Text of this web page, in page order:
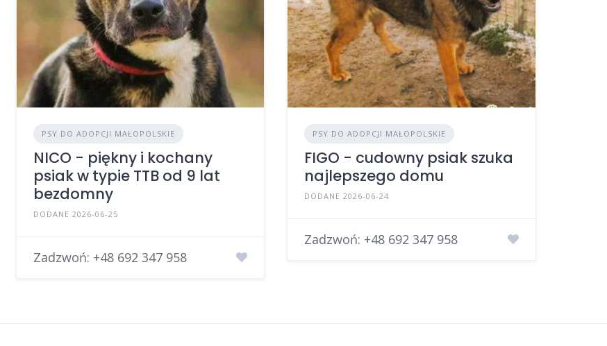
PSY DO ADOPCJI MAŁOPOLSKIE
NICO - piękny i kochany
psiak w typie TTB od 9 lat
bezdomny
DODANE 2026-06-25
Zadzwoń: +48 692 347 958
PSY DO ADOPCJI MAŁOPOLSKIE
FIGO - cudowny psiak szuka
najlepszego domu
DODANE 2026-06-24
Zadzwoń: +48 692 347 958